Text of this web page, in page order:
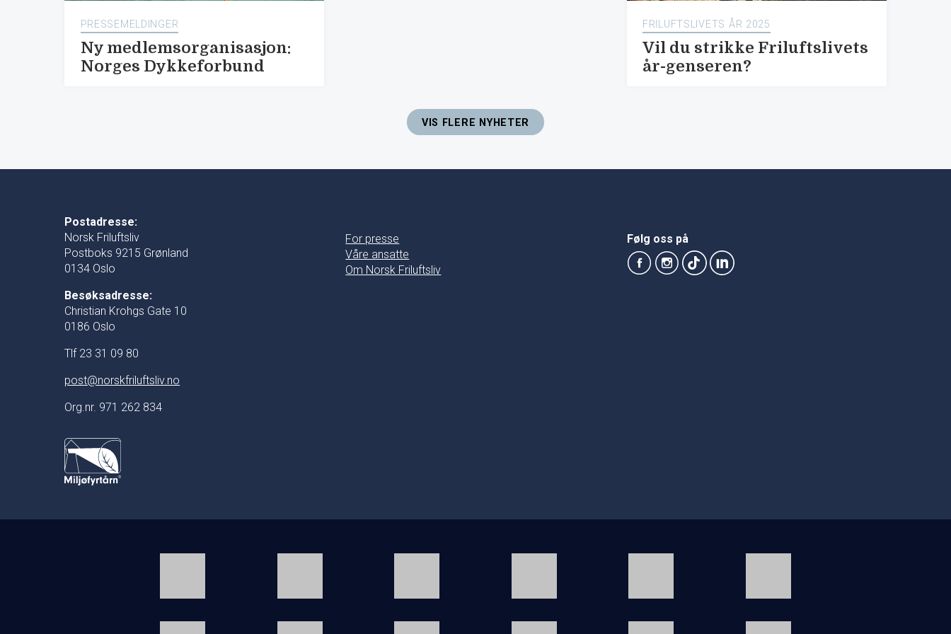
PRESSEMELDINGER
Ny medlemsorganisasjon:
Norges Dykkeforbund
FRILUFTSLIVETS ÅR 2025
Vil du strikke Friluftslivets
år-genseren?
VIS FLERE NYHETER
Postadresse:
Norsk Friluftsliv
Postboks 9215 Grønland
0134 Oslo
Besøksadresse:
Christian Krohgs Gate 10
0186 Oslo
Tlf 23 31 09 80
post@norskfriluftsliv.no
Org.nr. 971 262 834
For presse
Våre ansatte
Om Norsk Friluftsliv
Følg oss på